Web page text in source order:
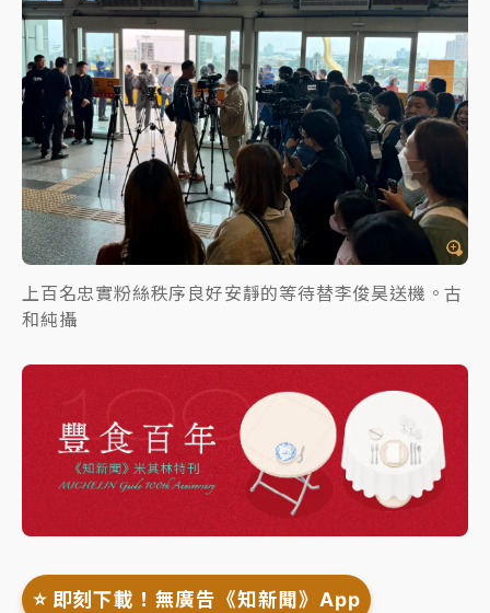
上百名忠實粉絲秩序良好安靜的等待替李俊昊送機。古
和純攝
⭐️ 即刻下載！無廣告《知新聞》App